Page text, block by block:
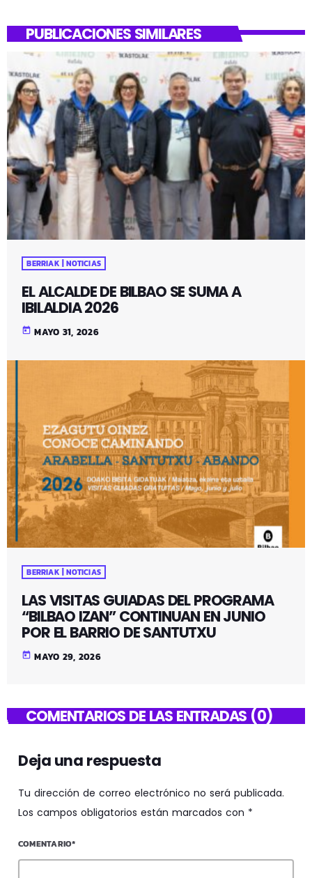
PUBLICACIONES SIMILARES
BERRIAK | NOTICIAS
EL ALCALDE DE BILBAO SE SUMA A
IBILALDIA 2026
today MAYO 31, 2026
BERRIAK | NOTICIAS
LAS VISITAS GUIADAS DEL PROGRAMA
“BILBAO IZAN” CONTINUAN EN JUNIO
POR EL BARRIO DE SANTUTXU
today MAYO 29, 2026
COMENTARIOS DE LAS ENTRADAS (0)
Deja una respuesta
Tu dirección de correo electrónico no será publicada.
Los campos obligatorios están marcados con *
COMENTARIO*